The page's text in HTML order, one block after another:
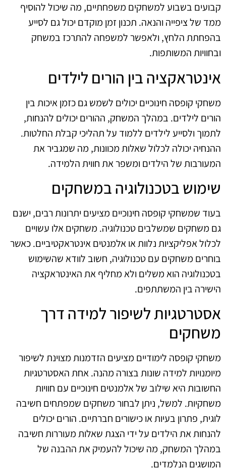
קבועים בשבוע למשחקים משפחתיים, מה שיכול להוסיף
ממד של ציפייה והנאה. תכנון זמן מוקדם יכול גם לסייע
בהפחתת הלחץ, ולאפשר למשפחה להתרכז במשחק
ובחוויות המשותפות.
אינטראקציה בין הורים לילדים
משחקי קופסה חינוכיים יכולים לשמש גם כזמן איכות בין
הורים לילדים. במהלך המשחק, ההורים יכולים להנחות,
לתמוך ולסייע לילדים ללמוד על תהליכי קבלת החלטות.
ההנחיה יכולה לכלול שאלות מכוונות, מה שמגביר את
המעורבות של הילדים ומשפר את חווית הלמידה.
שימוש בטכנולוגיה במשחקים
בעוד שמשחקי קופסה חינוכיים מציעים יתרונות רבים, ישנם
גם משחקים שמשלבים טכנולוגיה. משחקים אלו עשויים
לכלול אפליקציות נלוות או אלמנטים אינטראקטיביים. כאשר
בוחרים משחקים עם טכנולוגיה, חשוב לוודא שהשימוש
בטכנולוגיה הוא משלים ולא מחליף את האינטראקציה
הישירה בין המשתתפים.
אסטרטגיות לשיפור למידה דרך
משחקים
משחקי קופסה לימודיים מציעים הזדמנות מצוינת לשיפור
מיומנויות למידה שונות בצורה מהנה. אחת האסטרטגיות
החשובות היא שילוב של אלמנטים חינוכיים עם חוויות
משחקיות. למשל, ניתן לבחור משחקים שמפתחים חשיבה
לוגית, פתרון בעיות או כישורים חברתיים. הורים יכולים
להנחות את הילדים על ידי הצגת שאלות מעוררות חשיבה
במהלך המשחק, מה שיכול להעמיק את ההבנה של
המושגים הנלמדים.